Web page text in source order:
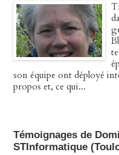
son équipe ont déployé
propos et, ce qui...
Témoignages de
STInformatique